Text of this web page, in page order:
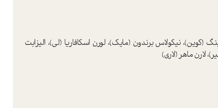
(کوین)، نیکولاس برندون (مایک)، لورن اسکافاریا (لی)، الیزابت
لارن ماهر (لاری)